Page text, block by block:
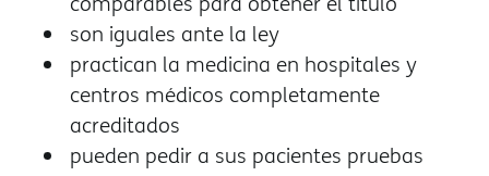
son iguales ante la ley
practican la medicina en hospitales y
centros médicos completamente
acreditados
pueden pedir a sus pacientes pruebas